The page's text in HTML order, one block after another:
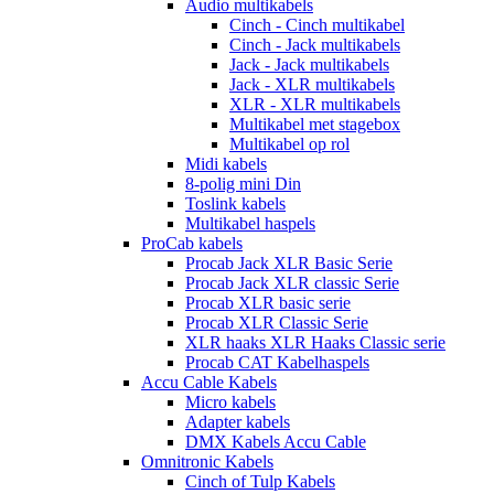
Audio multikabels
Cinch - Cinch multikabel
Cinch - Jack multikabels
Jack - Jack multikabels
Jack - XLR multikabels
XLR - XLR multikabels
Multikabel met stagebox
Multikabel op rol
Midi kabels
8-polig mini Din
Toslink kabels
Multikabel haspels
ProCab kabels
Procab Jack XLR Basic Serie
Procab Jack XLR classic Serie
Procab XLR basic serie
Procab XLR Classic Serie
XLR haaks XLR Haaks Classic serie
Procab CAT Kabelhaspels
Accu Cable Kabels
Micro kabels
Adapter kabels
DMX Kabels Accu Cable
Omnitronic Kabels
Cinch of Tulp Kabels